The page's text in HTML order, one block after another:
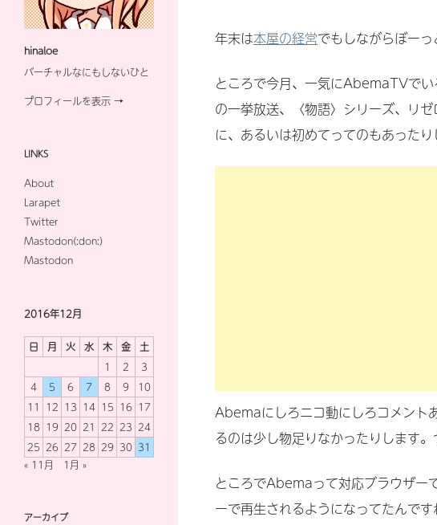
年末は本屋の経営でもしながらぼーっ
ところで今月、一気にAbemaTVで
の一挙放送、〈物語〉シリーズ、リ
に、あるいは初めてってのもあったり
Abemaにしろニコ動にしろコメント
るのは少し物足りなかったりします。
ところでAbemaって対応ブラウザー
ーで再生されるようになってたんです
hinaloe
バーチャルなにもしないひと
プロフィールを表示 →
LINKS
About
Larapet
Twitter
Mastodon(:don:)
Mastodon
2016年12月
日 月 火 水 木 金
土
1
2
3
4
5 6 7 8 9
10
11
12 13 14 15 16 17
18 19 20 21 22 23 24
25 26 27 28 29 30 31
« 11月
1月 »
アーカイブ